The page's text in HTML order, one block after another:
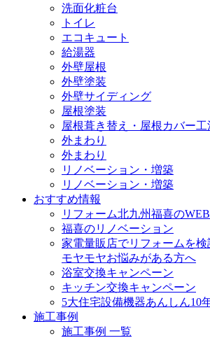
洗面化粧台
トイレ
エコキュート
給湯器
外壁屋根
外壁塗装
外壁サイディング
屋根塗装
屋根葺き替え・屋根カバー工
外まわり
外まわり
リノベーション・増築
リノベーション・増築
おすすめ情報
リフォーム北九州福喜の
福喜のリノベーション
家電量販店でリフォームを検
モヤモヤお悩みがある方へ
浴室交換キャンペーン
キッチン交換キャンペーン
5大住宅設備機器あんしん10
施工事例
施工事例 一覧